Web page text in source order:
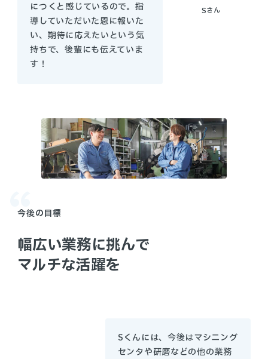
Sさん
につくと感じているので。指
導していただいた恩に報いた
い、期待に応えたいという気
持ちで、後輩にも伝えていま
す！
今後の目標
幅広い業務に挑んで
マルチな活躍を
Sくんには、今後はマシニング
センタや研磨などの他の業務